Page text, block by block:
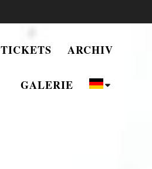
TICKETS ARCHIV
GALERIE